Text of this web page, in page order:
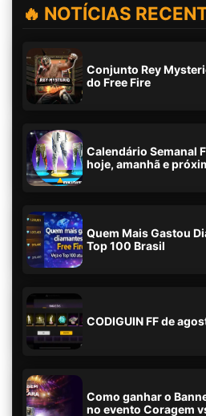
🔥 NOTÍCIAS
Conjunto Rey
do Free Fire
Calendário Semanal
hoje, amanhã e
Quem Mais Gastou
Top 100 Brasil
CODIGUIN FF de
Como ganhar o
no evento Coragem